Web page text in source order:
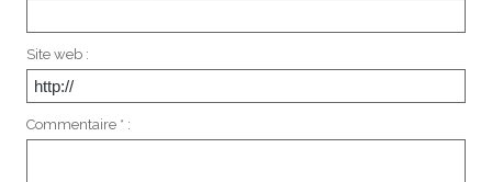
Site web :
Commentaire * :